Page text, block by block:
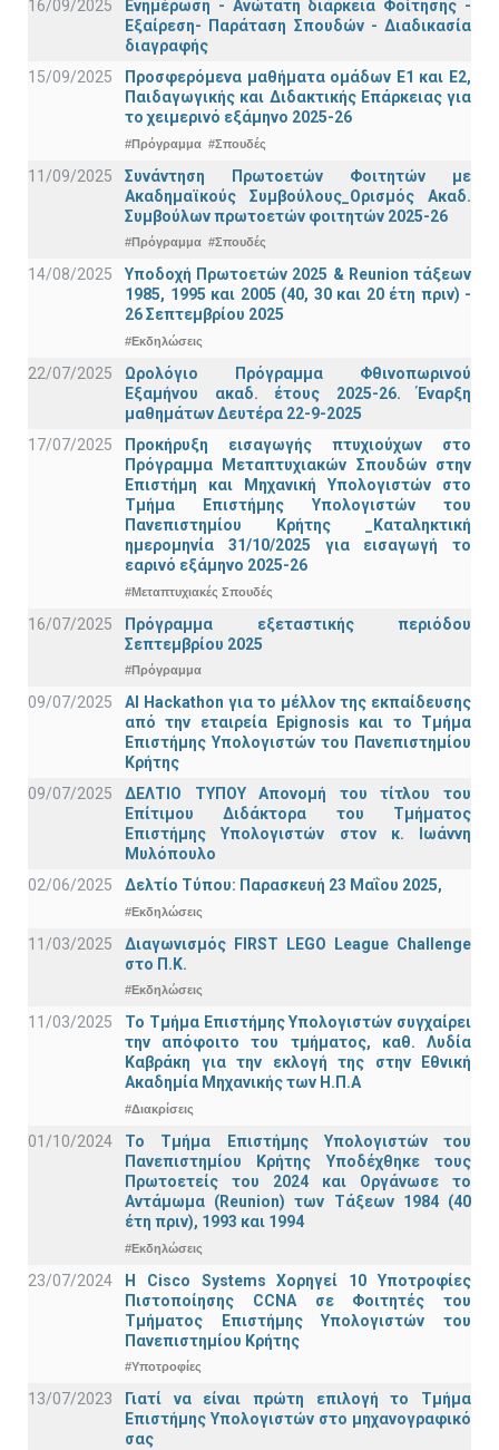
16/09/2025
Ενημέρωση - Ανώτατη διάρκεια Φοίτησης -
Εξαίρεση- Παράταση Σπουδών - Διαδικασία
διαγραφής
15/09/2025
Προσφερόμενα μαθήματα ομάδων Ε1 και Ε2,
Παιδαγωγικής και Διδακτικής Επάρκειας για
το χειμερινό εξάμηνο 2025-26
#Πρόγραμμα #Σπουδές
11/09/2025
Συνάντηση Πρωτοετών Φοιτητών με
Ακαδημαϊκούς Συμβούλους_Ορισμός Ακαδ.
Συμβούλων πρωτοετών φοιτητών 2025-26
#Πρόγραμμα #Σπουδές
14/08/2025
Υποδοχή Πρωτοετών 2025 & Reunion τάξεων
1985, 1995 και 2005 (40, 30 και 20 έτη πριν) -
26 Σεπτεμβρίου 2025
#Εκδηλώσεις
22/07/2025
Ωρολόγιο Πρόγραμμα Φθινοπωρινού
Εξαμήνου ακαδ. έτους 2025-26. Έναρξη
μαθημάτων Δευτέρα 22-9-2025
17/07/2025
Προκήρυξη εισαγωγής πτυχιούχων στo
Πρόγραμμα Μεταπτυχιακών Σπουδών στην
Επιστήμη και Μηχανική Υπολογιστών στο
Τμήμα Eπιστήμης Υπολογιστών του
Πανεπιστημίου Κρήτης _Καταληκτική
ημερομηνία 31/10/2025 για εισαγωγή το
εαρινό εξάμηνο 2025-26
#Μεταπτυχιακές Σπουδές
16/07/2025
Πρόγραμμα εξεταστικής περιόδου
Σεπτεμβρίου 2025
#Πρόγραμμα
09/07/2025
AI Hackathon για το μέλλον της εκπαίδευσης
από την εταιρεία Epignosis και το Τμήμα
Επιστήμης Υπολογιστών του Πανεπιστημίου
Κρήτης
09/07/2025
ΔΕΛΤΙΟ ΤΥΠΟΥ Απονομή του τίτλου του
Επίτιμου Διδάκτορα του Τμήματος
Επιστήμης Υπολογιστών στον κ. Ιωάννη
Μυλόπουλο
02/06/2025
Δελτίο Τύπου: Παρασκευή 23 Μαΐου 2025,
#Εκδηλώσεις
11/03/2025
Διαγωνισμός FIRST LEGO League Challenge
στο Π.Κ.
#Εκδηλώσεις
11/03/2025
Το Τμήμα Επιστήμης Υπολογιστών συγχαίρει
την απόφοιτο του τμήματος, καθ. Λυδία
Καβράκη για την εκλογή της στην Εθνική
Ακαδημία Μηχανικής των Η.Π.Α
#Διακρίσεις
01/10/2024
Το Τμήμα Επιστήμης Υπολογιστών του
Πανεπιστημίου Κρήτης Υποδέχθηκε τους
Πρωτοετείς του 2024 και Οργάνωσε το
Αντάμωμα (Reunion) των Τάξεων 1984 (40
έτη πριν), 1993 και 1994
#Εκδηλώσεις
23/07/2024
Η Cisco Systems Χορηγεί 10 Υποτροφίες
Πιστοποίησης CCNA σε Φοιτητές του
Τμήματος Επιστήμης Υπολογιστών του
Πανεπιστημίου Κρήτης
#Υποτροφίες
13/07/2023
Γιατί να είναι πρώτη επιλογή το Τμήμα
Επιστήμης Υπολογιστών στο μηχανογραφικό
σας